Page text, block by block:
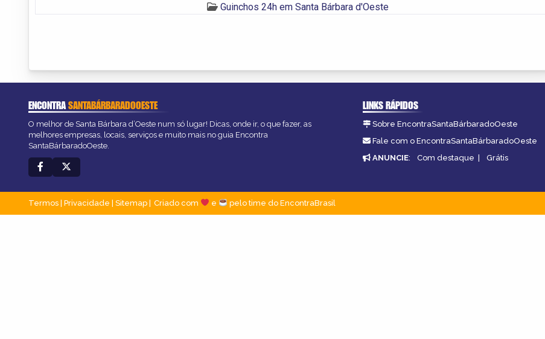
Guinchos 24h em Santa Bárbara d'Oeste
ENCONTRASANTABÁRBARADOOESTE
O melhor de Santa Bárbara d’Oeste num só lugar! Dicas, onde ir, o que fazer, as
melhores empresas, locais, serviços e muito mais no guia Encontra
SantaBárbaradoOeste.
LINKS RÁPIDOS
Sobre EncontraSantaBárbaradoOeste
Fale com o EncontraSantaBárbaradoOeste
ANUNCIE: Com destaque | Grátis
Termos | Privacidade | Sitemap Criado com e pelo time do EncontraBrasil